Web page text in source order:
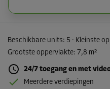
Beschikbare units: 5 · Kleinste
Grootste oppervlakte: 7,8 m²
24/7 toegang en met
Meerdere verdiepingen